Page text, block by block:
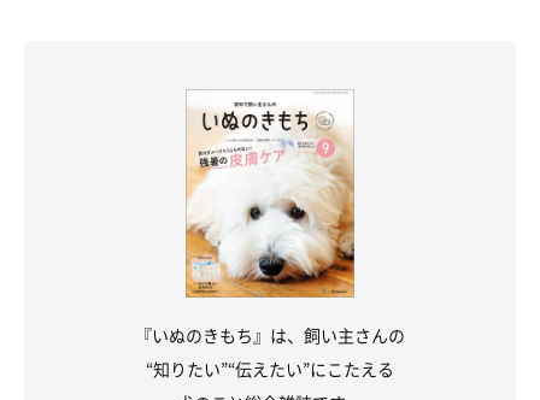
『いぬのきもち』は、飼い主さんの
“知りたい”“伝えたい”にこたえる